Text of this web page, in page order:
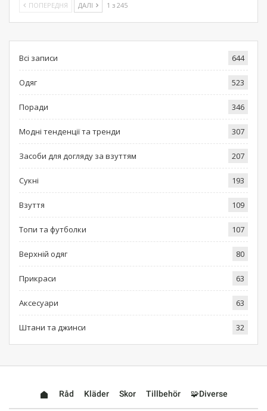
ПОПЕРЕДНЯ ДАЛІ 1 з 245
Всі записи 644
Одяг 523
Поради 346
Модні тенденції та тренди 307
Засоби для догляду за взуттям 207
Сукні 193
Взуття 109
Топи та футболки 107
Верхній одяг 80
Прикраси 63
Аксесуари 63
Штани та джинси 32
Råd Kläder Skor Tillbehör 🧩Diverse